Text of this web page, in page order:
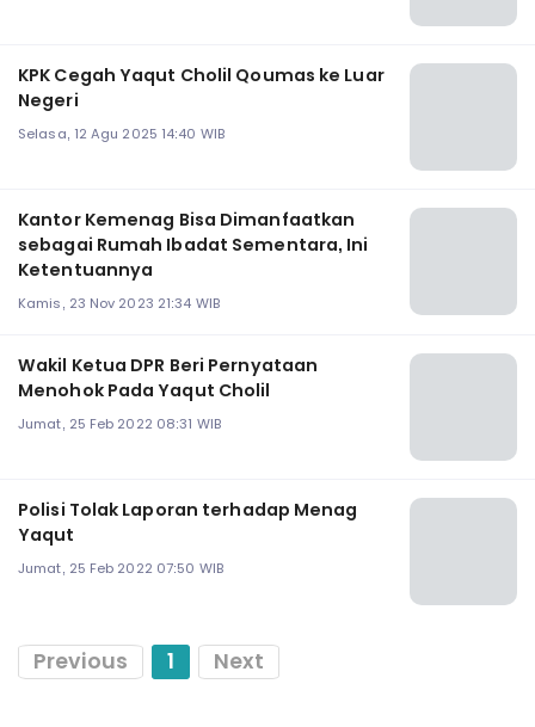
KPK Cegah Yaqut Cholil Qoumas ke Luar
Negeri
Selasa, 12 Agu 2025 14:40 WIB
Kantor Kemenag Bisa Dimanfaatkan
sebagai Rumah Ibadat Sementara, Ini
Ketentuannya
Kamis, 23 Nov 2023 21:34 WIB
Wakil Ketua DPR Beri Pernyataan
Menohok Pada Yaqut Cholil
Jumat, 25 Feb 2022 08:31 WIB
Polisi Tolak Laporan terhadap Menag
Yaqut
Jumat, 25 Feb 2022 07:50 WIB
Previous 1 Next